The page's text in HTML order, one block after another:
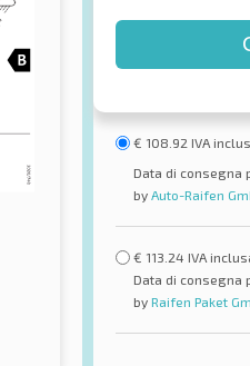
€ 108.92 IVA
Data di consegna
by Auto-Raifen
€ 113.24 IVA
Data di consegna
by Raifen Paket